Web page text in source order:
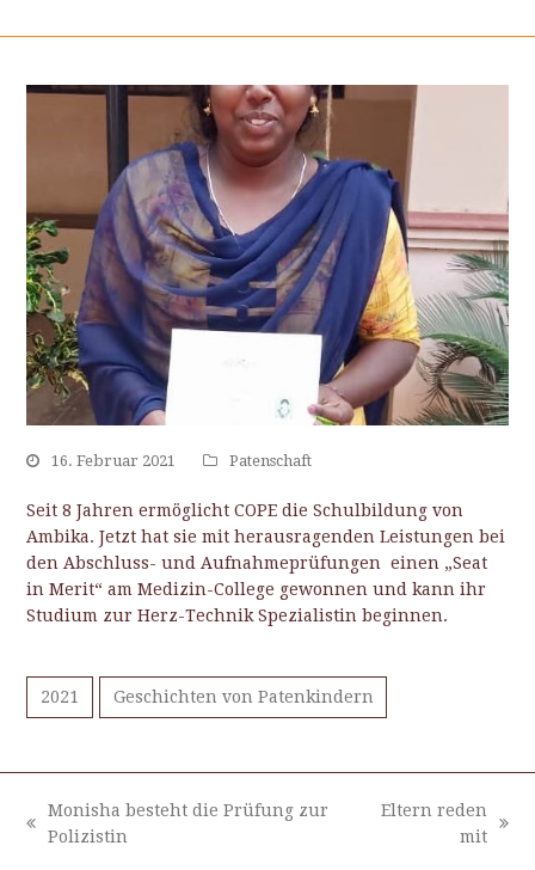
16. Februar 2021 Patenschaft
Seit 8 Jahren ermöglicht COPE die Schulbildung von
Ambika. Jetzt hat sie mit herausragenden Leistungen bei
den Abschluss- und Aufnahmeprüfungen einen „Seat
in Merit“ am Medizin-College gewonnen und kann ihr
Studium zur Herz-Technik Spezialistin beginnen.
2021 Geschichten von Patenkindern
vorheriger
Monisha besteht die Prüfung zur
Polizistin
Eltern reden
mit